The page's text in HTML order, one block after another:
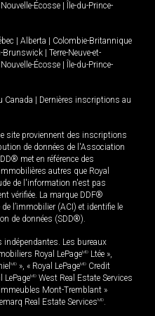
Nouvelle-Écosse
Île-du-Prince-
Alberta
Colombie-Britannique
Brunswick
Terre-Neuve-et-
Nouvelle-Écosse
Île-du-Prince-
Canada
Dernières inscriptions au
site proviennent des inscriptions
de données de l'Association
met en référence des
autres que Royal
de l'information n'est pas
vérifiée. La marque DDF®
l’immobilier (ACI) et identifie le
de données (SDD®).
Les bureaux
Royal LePageMD Ltée »,
MD », « Royal LePageMD Credit
LePageMD West Real Estate Services
Mont-Tremblant »
Real Estate ServicesMD.